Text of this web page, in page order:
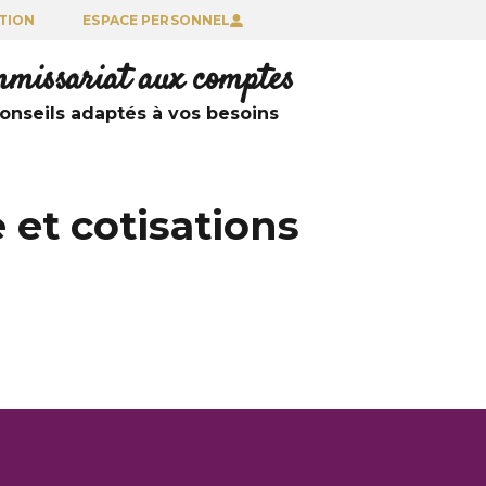
ESPACE PERSONNEL
aux comptes
adaptés à vos besoins
et cotisations